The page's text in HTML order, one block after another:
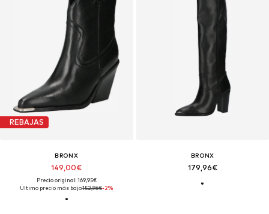
REBAJAS
BRONX
149,00€
Precio original: 169,95€
Último precio más bajo:152,96€-2%
BRONX
179,96€